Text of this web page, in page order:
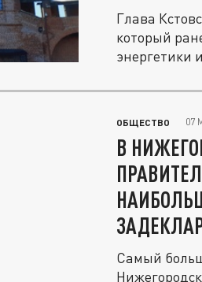
Глава
который
энергетики
ОБЩЕСТВО 07
В
Самый